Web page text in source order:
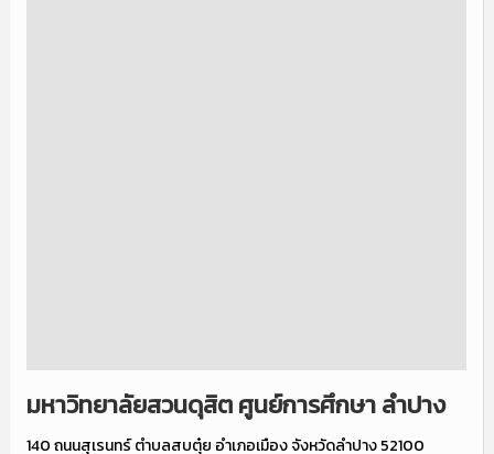
มหาวิทยาลัยสวนดุสิต ศูนย์การศึกษา ลำปาง
140 ถนนสุเรนทร์ ตำบลสบตุ๋ย อำเภอเมือง จังหวัดลำปาง 52100